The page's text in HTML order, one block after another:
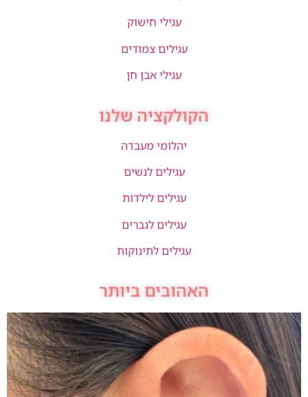
עגילי חישוק
עגילים צמודים
עגילי אבן חן
הקולקציה שלנו
יהלומי מעבדה
עגילים לנשים
עגילים לילדות
עגילים לגברים
עגילים לתינוקות
האהובים ביותר